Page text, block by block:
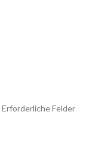
Erforderliche Felder